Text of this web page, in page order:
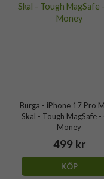
Burga - iPhone 17 Pro
Skal - Tough MagSafe -
Money
499 kr
KÖP